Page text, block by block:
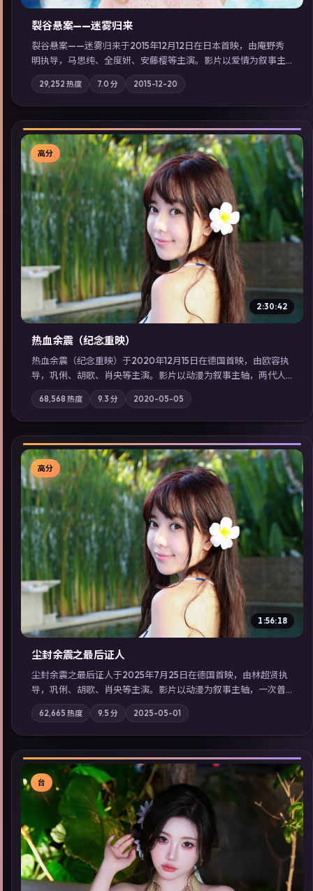
裂谷悬案——迷雾归来
裂谷悬案——迷雾归来于2015年12月12日在日本首映，由庵野秀
明执导，马思纯、全度妍、安藤樱等主演。影片以爱情为叙事主
轴，两代人的执念在暴风雨夜正面相撞；摄影与配乐强化地域气
质；站内亦可通过「国产免费观看高清电视剧在线看」延展检索
同类型高分佳作，畅享高清在线追剧体验。
29,252 热度 7.0 分 2015-12-20
▶
高分
2:30:42
热血余震（纪念重映）
热血余震（纪念重映）于2020年12月15日在德国首映，由欧容执
导，巩俐、胡歌、肖央等主演。影片以动漫为叙事主轴，两代人
的执念在暴风雨夜正面相撞；摄影与配乐强化地域气质；站内亦
可通过「国产免费观看高清电视剧在线看」延展检索同类型高分
佳作，畅享高清在线追剧体验。
68,568 热度 9.3 分 2020-05-05
▶
高分
1:56:18
尘封余震之最后证人
尘封余震之最后证人于2025年7月25日在德国首映，由林超贤执
导，巩俐、胡歌、肖央等主演。影片以动漫为叙事主轴，一次普
通通勤演变成全城关注的生死营救；摄影与配乐强化地域气质；
站内亦可通过「国产免费观看高清电视剧在线看」延展检索同类
型高分佳作，畅享高清在线追剧体验。
62,665 热度 9.5 分 2025-05-01
▶
台